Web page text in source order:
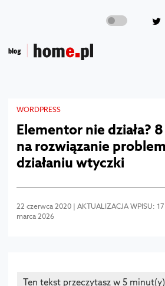
WORDPRESS
Elementor nie działa?
na rozwiązanie
działaniu wtyczki
22 czerwca 2020 | AKTUALIZACJA WPISU: 17
marca 2026